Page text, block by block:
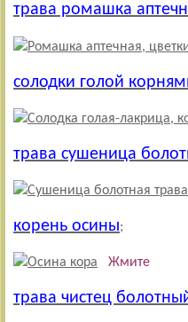
трава ромашка
солодки голой
трава сушеница
корень осины;
Жмите
трава чистец